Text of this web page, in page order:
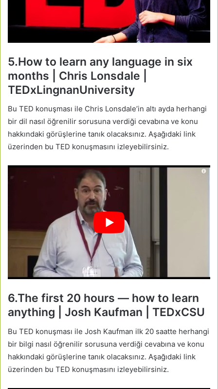
5.How to learn any language in six
months | Chris Lonsdale |
TEDxLingnanUniversity
Bu TED konuşması ile Chris Lonsdale’in altı ayda herhangi
bir dil nasıl öğrenilir sorusuna verdiği cevabına ve konu
hakkındaki görüşlerine tanık olacaksınız. Aşağıdaki link
üzerinden bu TED konuşmasını izleyebilirsiniz.
6.The first 20 hours — how to learn
anything | Josh Kaufman | TEDxCSU
Bu TED konuşması ile Josh Kaufman ilk 20 saatte herhangi
bir bilgi nasıl öğrenilir sorusuna verdiği cevabına ve konu
hakkındaki görüşlerine tanık olacaksınız. Aşağıdaki link
üzerinden bu TED konuşmasını izleyebilirsiniz.